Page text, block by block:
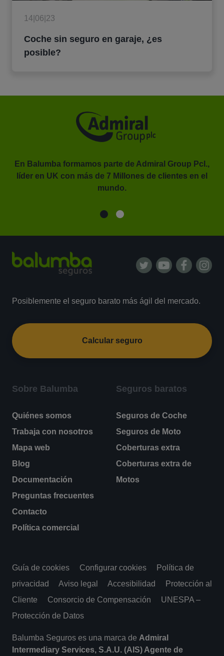
14|06|23
Coche sin seguro en garaje, ¿es
posible?
En Balumba formamos parte de Admiral Group Pcl.,
líder en UK con más de 7 Millones de clientes en el
mundo.
Posiblemente el seguro barato más ágil del mercado.
Calcular seguro
Sobre Balumba
Quiénes somos
Trabaja con nosotros
Mapa web
Blog
Documentación
Preguntas frecuentes
Contacto
Política comercial
Seguros baratos
Seguros de Coche
Seguros de Moto
Coberturas extra
Coberturas extra de
Motos
Guía de cookies Configurar cookies
Política de
privacidad
Aviso legal Accesibilidad
Protección al
Cliente
Consorcio de Compensación
UNESPA –
Protección de Datos
Balumba Seguros es una marca de Admiral
Intermediary Services, S.A.U. (AIS) Agente de